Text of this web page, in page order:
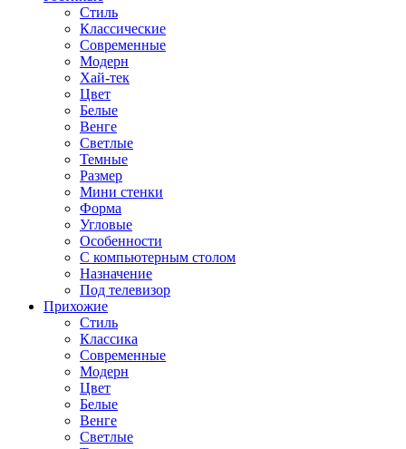
Стиль
Классические
Современные
Модерн
Хай-тек
Цвет
Белые
Венге
Светлые
Темные
Размер
Мини стенки
Форма
Угловые
Особенности
С компьютерным столом
Назначение
Под телевизор
Прихожие
Стиль
Классика
Современные
Модерн
Цвет
Белые
Венге
Светлые